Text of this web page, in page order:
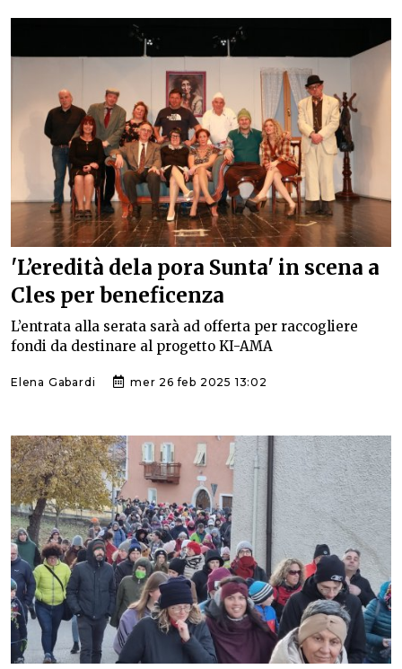
'L’eredità dela pora Sunta' in scena a
Cles per beneficenza
L’entrata alla serata sarà ad offerta per raccogliere
fondi da destinare al progetto KI-AMA
Elena Gabardi mer 26 feb 2025 13:02